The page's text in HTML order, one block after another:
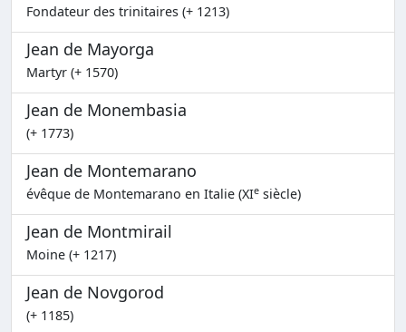
Fondateur des trinitaires (+ 1213)
Jean de Mayorga
Martyr (+ 1570)
Jean de Monembasia
(+ 1773)
Jean de Montemarano
évêque de Montemarano en Italie (XIe siècle)
Jean de Montmirail
Moine (+ 1217)
Jean de Novgorod
(+ 1185)